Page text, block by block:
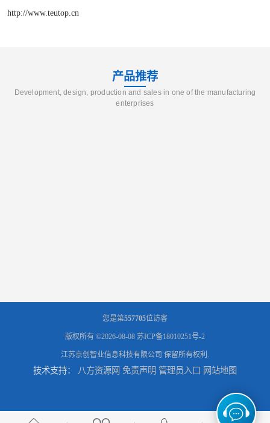
http://www.teutop.cn
产品推荐
Development, design, production and sales in one of the manufacturing
enterprises
您是第557705位访客
版权所有 ©2026-08-08 苏ICP备18010251号-2
江苏京创智业信息科技有限公司 保留所有权利.
技术支持： 八方资源网 免责声明 管理员入口 网站地图